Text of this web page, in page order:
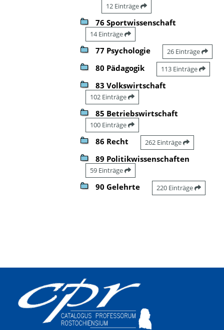
12 Einträge
76 Sportwissenschaft
14 Einträge
77 Psychologie 26 Einträge
80 Pädagogik 113 Einträge
83 Volkswirtschaft
102 Einträge
85 Betriebswirtschaft
100 Einträge
86 Recht 262 Einträge
89 Politikwissenschaften
59 Einträge
90 Gelehrte 220 Einträge